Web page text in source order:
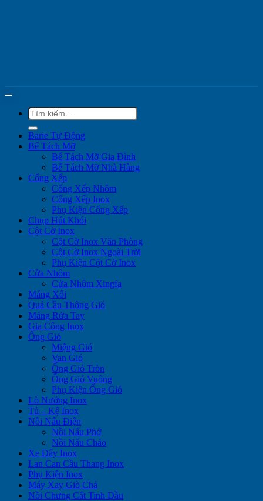
Tìm
kiếm:
Barie Tự Động
Bể Tách Mỡ
Bể Tách Mỡ Gia Đình
Bể Tách Mỡ Nhà Hàng
Cổng Xếp
Cổng Xếp Nhôm
Cổng Xếp Inox
Phụ Kiện Cổng Xếp
Chụp Hút Khói
Cột Cờ Inox
Cột Cờ Inox Văn Phòng
Cột Cờ Inox Ngoài Trời
Phụ Kiện Cột Cờ Inox
Cửa Nhôm
Cửa Nhôm Xingfa
Máng Xối
Quả Cầu Thông Gió
Máng Rửa Tay
Gia Công Inox
Ống Gió
Miệng Gió
Van Gió
Ống Gió Tròn
Ống Gió Vuông
Phụ Kiện Ống Gió
Lò Nướng Inox
Tủ – Kệ Inox
Nồi Nấu Điện
Nồi Nấu Phở
Nồi Nấu Cháo
Xe Đẩy Inox
Lan Can Cầu Thang Inox
Phụ Kiện Inox
Máy Xay Giò Chả
Nồi Chưng Cất Tinh Dầu